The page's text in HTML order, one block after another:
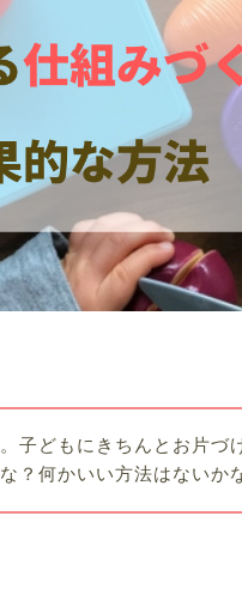
子どもにきちんとお片づ
？何かいい方法はないか